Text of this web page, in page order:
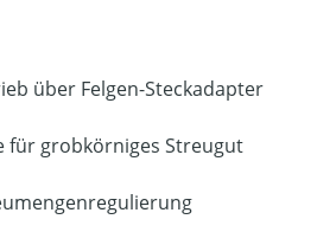
über Felgen-Steckadapter
für grobkörniges Streugut